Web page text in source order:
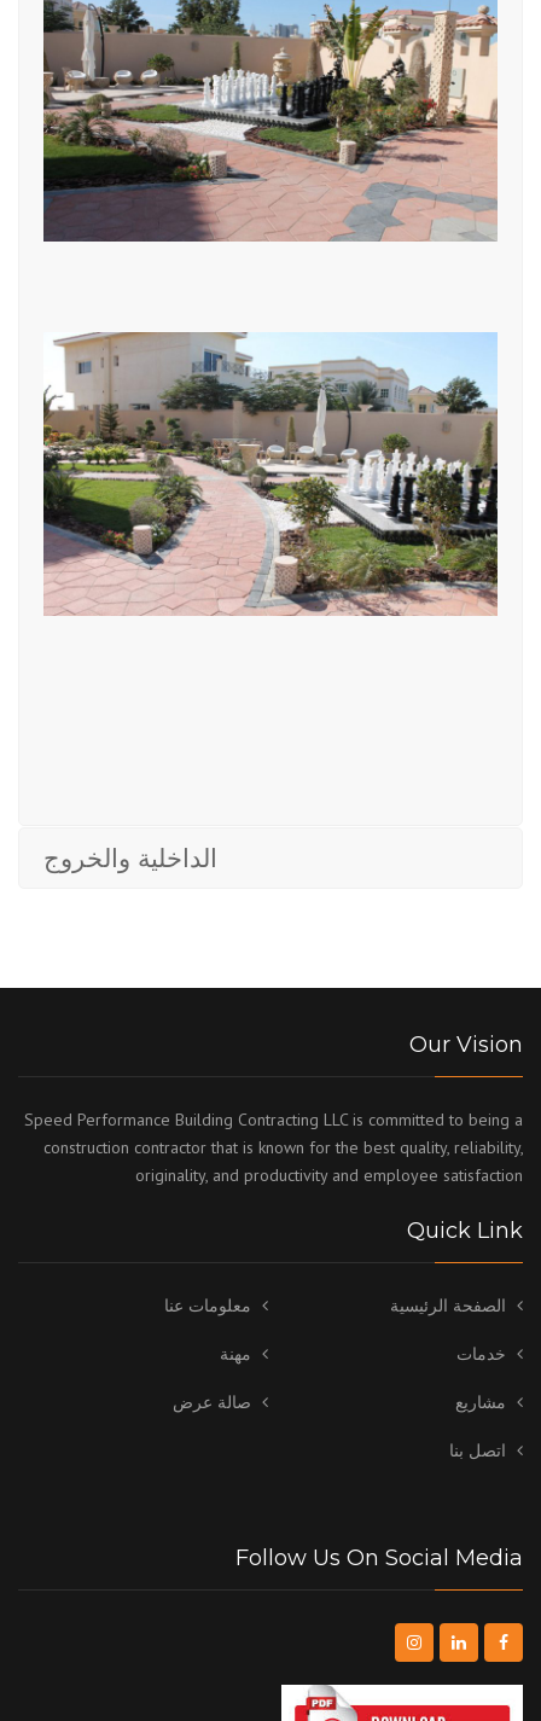
الداخلية والخروج
Our Vision
Speed Performance Building Contracting LLC is committed to being a
construction contractor that is known for the best quality, reliability,
originality, and productivity and employee satisfaction
Quick Link
الصفحة الرئيسية معلومات عنا
خدمات مهنة
مشاريع صالة عرض
اتصل بنا
Follow Us On Social Media